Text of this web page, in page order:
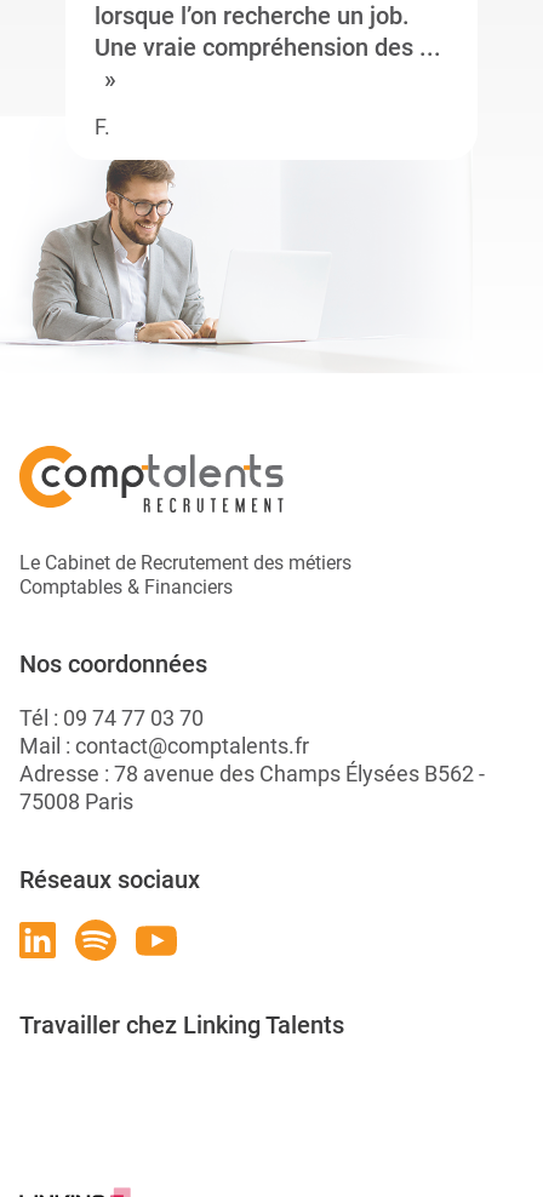
lorsque l’on recherche un job.
Une vraie compréhension des ...
F.
Le Cabinet de Recrutement des métiers
Comptables & Financiers
Nos coordonnées
Tél : 09 74 77 03 70
Mail : contact@comptalents.fr
Adresse : 78 avenue des Champs Élysées B562 -
75008 Paris
Réseaux sociaux
Travailler chez Linking Talents